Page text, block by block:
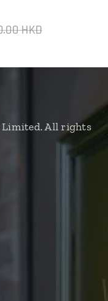
HKD
Limited. All rights